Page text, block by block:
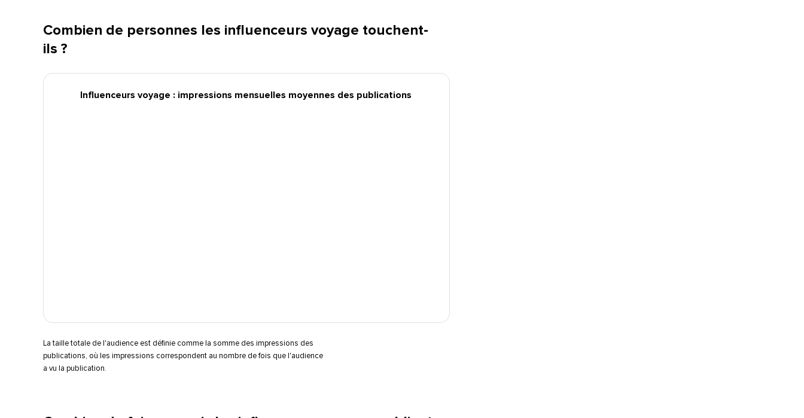
Combien de personnes les influenceurs voyage touchent-
ils ?​​
Influenceurs voyage : impressions mensuelles moyennes des publications​​
La taille totale de l'audience est définie comme la somme des impressions des
publications, où les impressions correspondent au nombre de fois que l'audience
a vu la publication.​​